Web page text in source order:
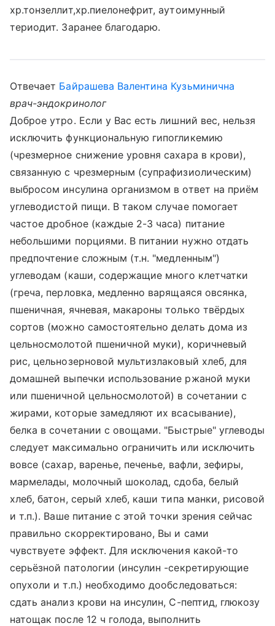
хр.тонзеллит,хр.пиелонефрит, аутоимунный
териодит. Заранее благодарю.
Отвечает Байрашева Валентина Кузьминична
врач-эндокринолог
Доброе утро. Если у Вас есть лишний вес, нельзя
исключить функциональную гипогликемию
(чрезмерное снижение уровня сахара в крови),
связанную с чрезмерным (супрафизиолическим)
выбросом инсулина организмом в ответ на приём
углеводистой пищи. В таком случае помогает
частое дробное (каждые 2-3 часа) питание
небольшими порциями. В питании нужно отдать
предпочтение сложным (т.н. "медленным")
углеводам (каши, содержащие много клетчатки
(греча, перловка, медленно варящаяся овсянка,
пшеничная, ячневая, макароны только твёрдых
сортов (можно самостоятельно делать дома из
цельносмолотой пшеничной муки), коричневый
рис, цельнозерновой мультизлаковый хлеб, для
домашней выпечки использование ржаной муки
или пшеничной цельносмолотой) в сочетании с
жирами, которые замедляют их всасывание),
белка в сочетании с овощами. "Быстрые" углеводы
следует максимально ограничить или исключить
вовсе (сахар, варенье, печенье, вафли, зефиры,
мармелады, молочный шоколад, сдоба, белый
хлеб, батон, серый хлеб, каши типа манки, рисовой
и т.п.). Ваше питание с этой точки зрения сейчас
правильно скорректировано, Вы и сами
чувствуете эффект. Для исключения какой-то
серьёзной патологии (инсулин -секретирующие
опухоли и т.п.) необходимо дообследоваться:
сдать анализ крови на инсулин, С-пептид, глюкозу
натощак после 12 ч голода, выполнить